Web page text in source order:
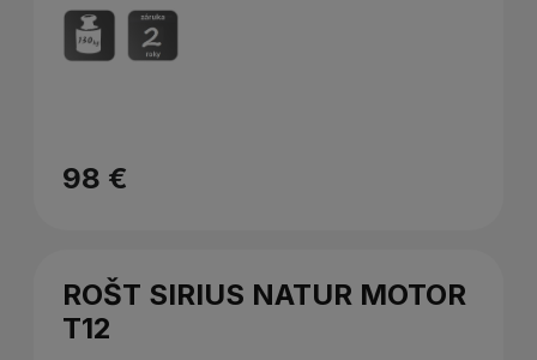
98 €
ROŠT SIRIUS NATUR MOTOR
T12